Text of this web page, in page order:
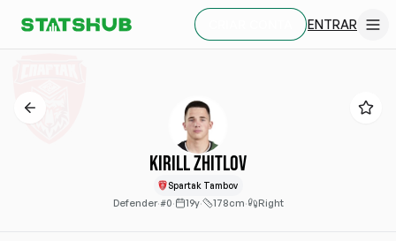
ENTRAR
Kirill Zhitlov
Spartak Tambov
Defender·#0· 19y· 178cm· Right